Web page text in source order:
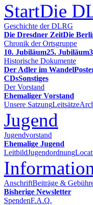
StartDie
Geschichte der DLRG
Die Dresdner ZeitDie
Chronik der Ortsgruppe
10. Jubiläum25. Jubiläum
Historische Dokumente
Der Adler im Wandel
CDsSonstiges
Der Vorstand
Ehemaliger Vorstand
Unsere SatzungLeitsätze
Jugend
Jugendvorstand
Ehemalige Jugend
LeitbildJugendordnung
AnschriftBeiträge &
Bisherige Newsletter
SpendenF.A.Q.